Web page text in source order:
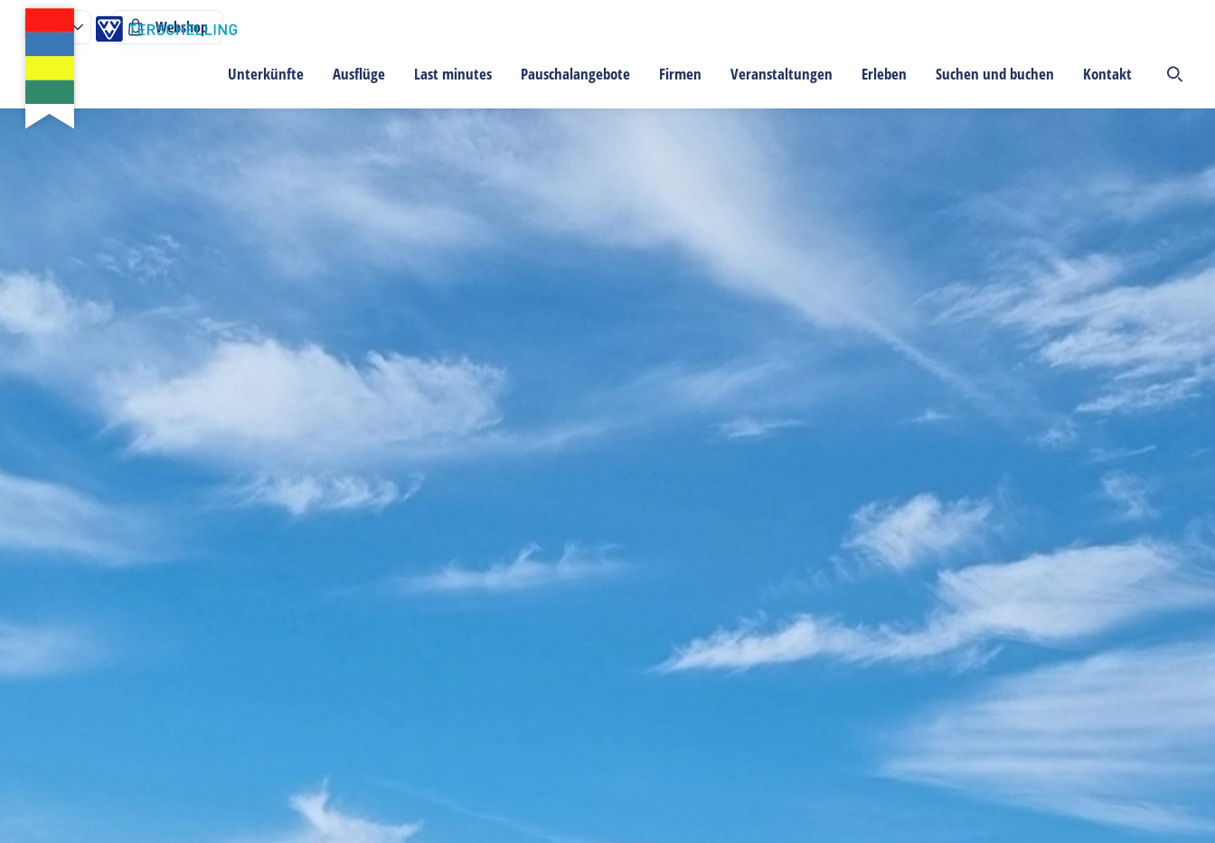
Unterkünfte Ausflüge Last minutes Pauschalangebote Firmen Veranstaltungen Erleben Suchen und buchen Kontakt
Webshop